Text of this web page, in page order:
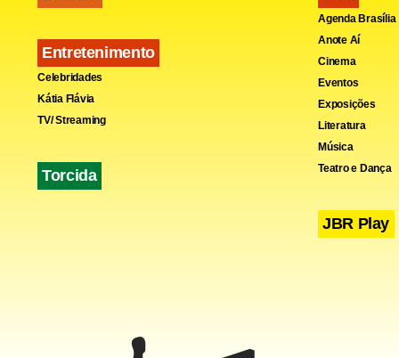
Entretenimento
Celebridades
Kátia Flávia
TV/ Streaming
Torcida
Agenda Brasília
Anote Aí
Cinema
Eventos
Exposições
Literatura
Música
Teatro e Dança
JBR Play